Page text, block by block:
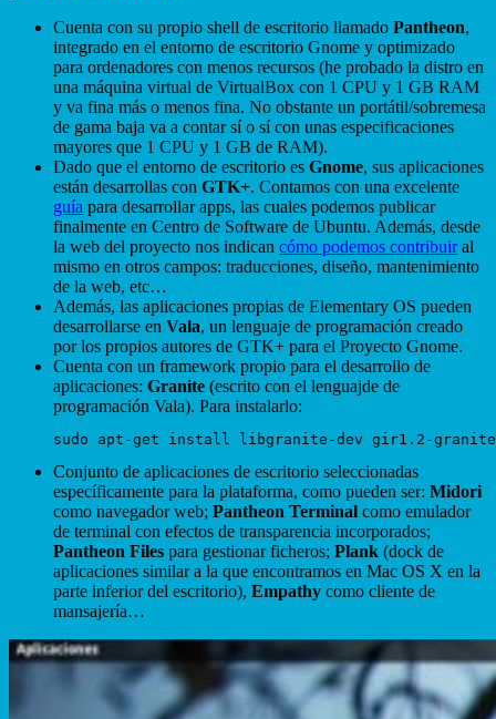
Cuenta con su propio shell de escritorio llamado Pantheon,
integrado en el entorno de escritorio Gnome y optimizado
para ordenadores con menos recursos (he probado la distro en
una máquina virtual de VirtualBox con 1 CPU y 1 GB RAM
y va fina más o menos fina. No obstante un portátil/sobremesa
de gama baja va a contar sí o sí con unas especificaciones
mayores que 1 CPU y 1 GB de RAM).
Dado que el entorno de escritorio es Gnome, sus aplicaciones
están desarrollas con GTK+. Contamos con una excelente
guía para desarrollar apps, las cuales podemos publicar
finalmente en Centro de Software de Ubuntu. Además, desde
la web del proyecto nos indican cómo podemos contribuiral
mismo en otros campos: traducciones, diseño, mantenimiento
de la web, etc…
Además, las aplicaciones propias de Elementary OS pueden
desarrollarse en Vala, un lenguaje de programación creado
por los propios autores de GTK+ para el Proyecto Gnome.
Cuenta con un framework propio para el desarrollo de
aplicaciones: Granite (escrito con el lenguajde de
programación Vala). Para instalarlo:
Conjunto de aplicaciones de escritorio seleccionadas
específicamente para la plataforma, como pueden ser: Midori
como navegador web; Pantheon Terminal como emulador
de terminal con efectos de transparencia incorporados;
Pantheon Files para gestionar ficheros; Plank (dock de
aplicaciones similar a la que encontramos en Mac OS X en la
parte inferior del escritorio), Empathy como cliente de
mansajería…